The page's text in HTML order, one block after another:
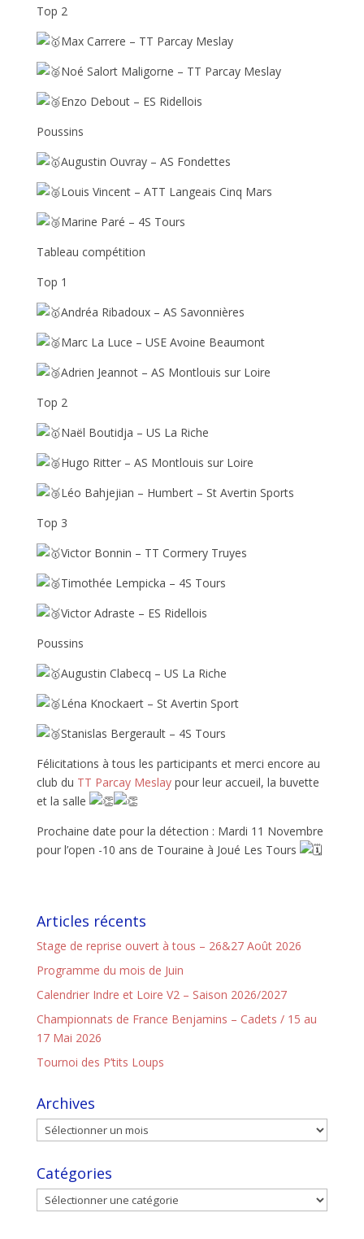
Top 2
Max Carrere – TT Parcay Meslay
Noé Salort Maligorne – TT Parcay Meslay
Enzo Debout – ES Ridellois
Poussins
Augustin Ouvray – AS Fondettes
Louis Vincent – ATT Langeais Cinq Mars
Marine Paré – 4S Tours
Tableau compétition
Top 1
Andréa Ribadoux – AS Savonnières
Marc La Luce – USE Avoine Beaumont
Adrien Jeannot – AS Montlouis sur Loire
Top 2
Naël Boutidja – US La Riche
Hugo Ritter – AS Montlouis sur Loire
Léo Bahjejian – Humbert – St Avertin Sports
Top 3
Victor Bonnin – TT Cormery Truyes
Timothée Lempicka – 4S Tours
Victor Adraste – ES Ridellois
Poussins
Augustin Clabecq – US La Riche
Léna Knockaert – St Avertin Sport
Stanislas Bergerault – 4S Tours
Félicitations à tous les participants et merci encore au
club du TT Parcay Meslaypour leur accueil, la buvette
et la salle
Prochaine date pour la détection : Mardi 11 Novembre
pour l’open -10 ans de Touraine à Joué Les Tours
Articles récents
Stage de reprise ouvert à tous – 26&27 Août 2026
Programme du mois de Juin
Calendrier Indre et Loire V2 – Saison 2026/2027
Championnats de France Benjamins – Cadets / 15 au
17 Mai 2026
Tournoi des P’tits Loups
Archives
Catégories